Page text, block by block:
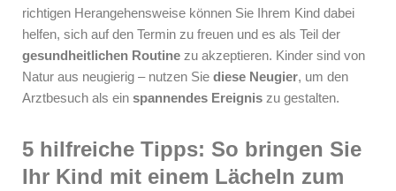
richtigen Herangehensweise können Sie Ihrem Kind dabei
helfen, sich auf den Termin zu freuen und es als Teil der
gesundheitlichen Routine zu akzeptieren. Kinder sind von
Natur aus neugierig – nutzen Sie diese Neugier, um den
Arztbesuch als ein spannendes Ereignis zu gestalten.
5 hilfreiche Tipps: So bringen Sie
Ihr Kind mit einem Lächeln zum